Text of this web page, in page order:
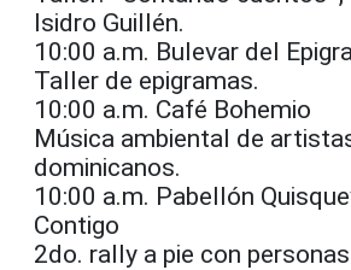
Isidro Guillén.
10:00 a.m. Bulevar del
Taller de epigramas.
10:00 a.m. Café Bohemio
Música ambiental de
dominicanos.
10:00 a.m. Pabellón
Contigo
2do. rally a pie con personas